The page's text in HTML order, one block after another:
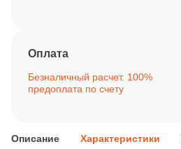
Оплата
Безналичный расчет. 100%
предоплата по счету
Описание Характеристики